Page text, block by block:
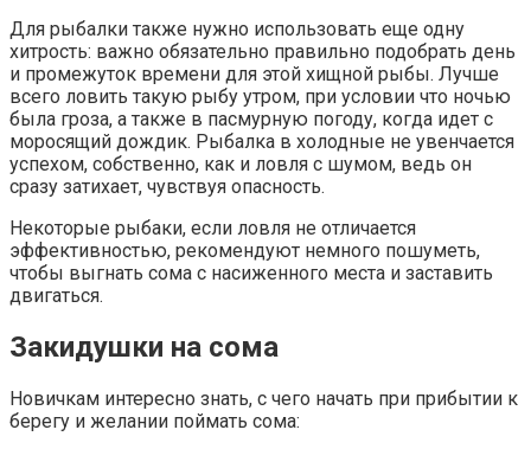
Для рыбалки также нужно использовать еще одну
хитрость: важно обязательно правильно подобрать день
и промежуток времени для этой хищной рыбы. Лучше
всего ловить такую рыбу утром, при условии что ночью
была гроза, а также в пасмурную погоду, когда идет с
моросящий дождик. Рыбалка в холодные не увенчается
успехом, собственно, как и ловля с шумом, ведь он
сразу затихает, чувствуя опасность.
Некоторые рыбаки, если ловля не отличается
эффективностью, рекомендуют немного пошуметь,
чтобы выгнать сома с насиженного места и заставить
двигаться.
Закидушки на сома
Новичкам интересно знать, с чего начать при прибытии к
берегу и желании поймать сома: